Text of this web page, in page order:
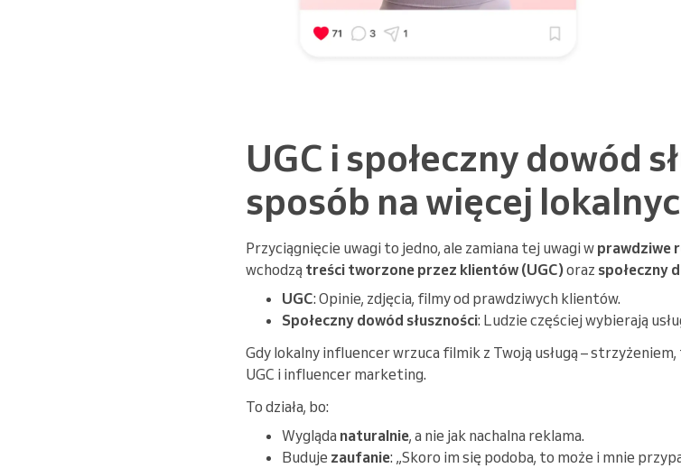
UGC i społeczny dowód
sposób na więcej
Przyciągnięcie uwagi to jedno, ale zamiana tej uwagi w prawdziwe
wchodzą treści tworzone przez klientów (UGC)oraz społeczny
UGC: Opinie, zdjęcia, filmy od prawdziwych klientów.
Społeczny dowód słuszności: Ludzie częściej wybierają
Gdy lokalny influencer wrzuca filmik z Twoją usługą –
UGC i influencer marketing.
To działa, bo:
Wygląda naturalnie, a nie jak nachalna reklama.
Buduje zaufanie: „Skoro im się podoba, to może i mnie